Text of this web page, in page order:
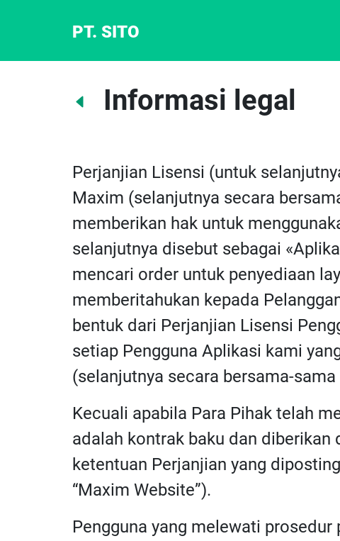
PT. SITO
Informasi legal
Perjanjian Lisensi (untuk
Maxim (selanjutnya secara
memberikan hak untuk
selanjutnya disebut sebagai
mencari order untuk penyediaan
memberitahukan kepada
bentuk dari Perjanjian Lisensi
setiap Pengguna Aplikasi kami
(selanjutnya secara bersama-sama
Kecuali apabila Para Pihak telah
adalah kontrak baku dan diberikan
ketentuan Perjanjian yang
“Maxim Website”).
Pengguna yang melewati